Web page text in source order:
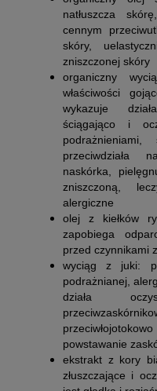
natłuszcza
cennym
skóry,
zniszczonej skóry
organiczny
właściwości
wykazuje
ściągająco i
przeciwdziała
naskórka,
zniszczoną,
alergiczne
olej z kiełków
zapobiega
przed czynnikami
wyciąg z juki:
podrażnianej,
działa
powstawanie
ekstrakt z kory
złuszczające i